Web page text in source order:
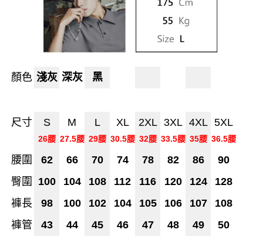
顏色 淺灰 深灰 黑
尺寸 S
26腰
M
27.5腰
L
29腰
XL
30.5腰
2XL
32腰
3XL
33.5腰
4XL
35腰
5XL
36.5腰
腰圍 62 66 70 74 78 82 86
90
臀圍
100 104 108 112 116 120 124
128
褲長
98 100 102 104 105 106 107
108
褲管
43 44 45 46 47 48 49 50